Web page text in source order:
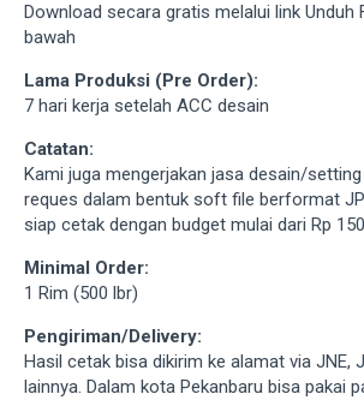
Download secara gratis melalui link Unduh
bawah
Lama Produksi (Pre Order):
7 hari kerja setelah ACC desain
Catatan:
Kami juga mengerjakan jasa desain/
reques dalam bentuk soft file berformat
siap cetak dengan budget mulai dari Rp
Minimal Order:
1 Rim (500 lbr)
Pengiriman/Delivery:
Hasil cetak bisa dikirim ke alamat via JNE,
lainnya. Dalam kota Pekanbaru bisa pakai